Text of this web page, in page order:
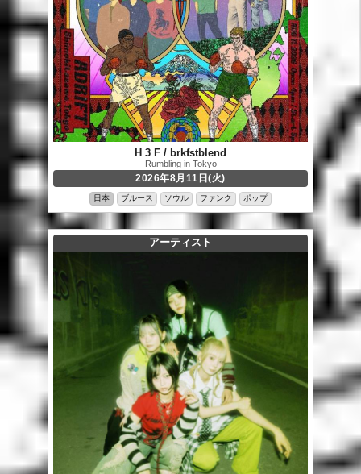
H 3 F / brkfstblend
Rumbling in Tokyo
2026年8月11日(火)
日本 ブルース ソウル ファンク ポップ
アーティスト